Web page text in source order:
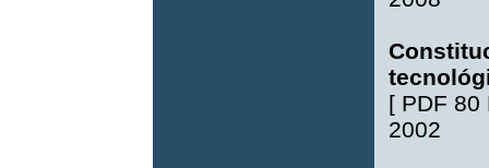
[ PDF 80
2002